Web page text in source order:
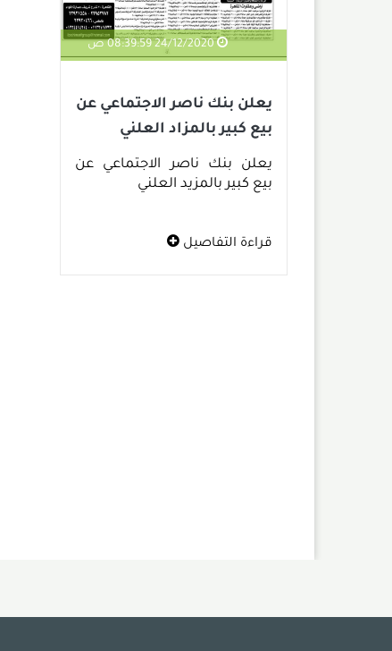
24/12/2020 08:39:59 ص
يعلن بنك ناصر الاجتماعي عن
بيع كبير بالمزاد العلني
يعلن بنك ناصر الاجتماعي عن
بيع كبير بالمزيد العلني
قراءة التفاصيل